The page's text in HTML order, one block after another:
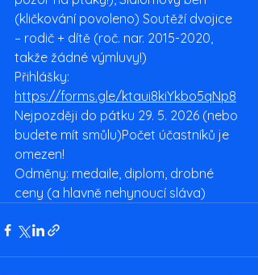
(kličkování povoleno) Soutěží dvojice
– rodič + dítě (roč. nar. 2015-2020,
takže žádné výmluvy!)
Přihlášky:
https://forms.gle/ktaui8kiYkbo5qNp8
Nejpozději do pátku 29. 5. 2026 (nebo
budete mít smůlu)Počet účastníků je
omezen!
Odměny: medaile, diplom, drobné
ceny (a hlavně nehynoucí sláva)